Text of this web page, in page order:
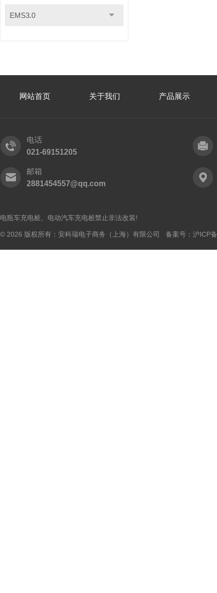
EMS3.0
网站首页 关于我们 产品展示
电话
021-69151205
邮箱
2881454557@qq.com
电瓶车充电桩、电动汽车充电桩禁止非法改装!
© 2026 版权所有：安科瑞电子商务（上海）有限公司 备案号： 沪ICP